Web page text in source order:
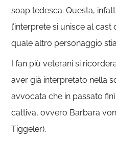
soap tedesca. Questa,
l’interprete si unisce al cast
quale altro personaggio
I fan più veterani si
aver già interpretato nella
avvocata che in passato
cattiva, ovvero Barbara
Tiggeler).